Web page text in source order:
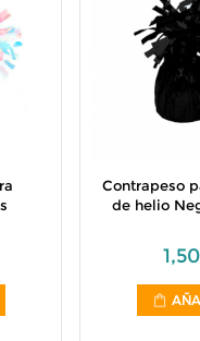
Contrapeso
de helio